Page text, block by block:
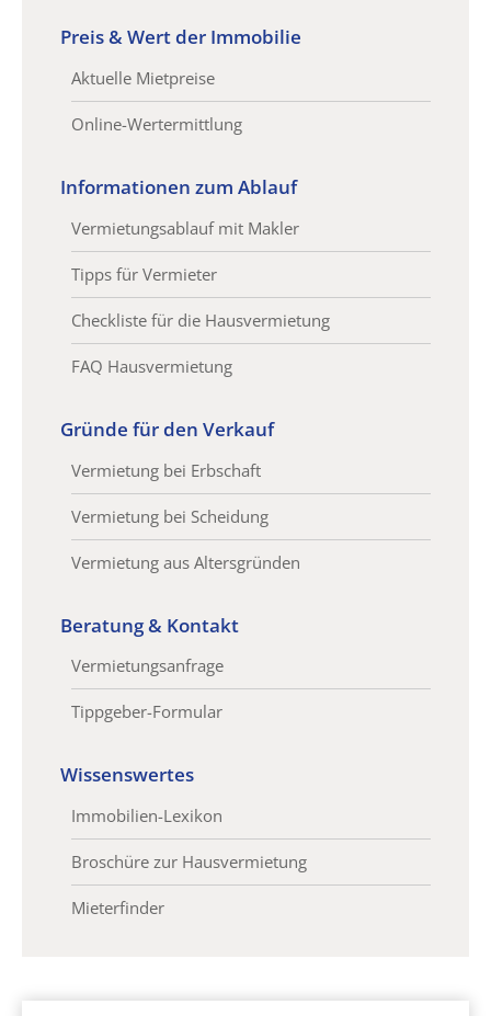
Preis & Wert der Immobilie
Aktuelle Mietpreise
Online-Wertermittlung
Informationen zum Ablauf
Vermietungsablauf mit Makler
Tipps für Vermieter
Checkliste für die Hausvermietung
FAQ Hausvermietung
Gründe für den Verkauf
Vermietung bei Erbschaft
Vermietung bei Scheidung
Vermietung aus Altersgründen
Beratung & Kontakt
Vermietungsanfrage
Tippgeber-Formular
Wissenswertes
Immobilien-Lexikon
Broschüre zur Hausvermietung
Mieterfinder